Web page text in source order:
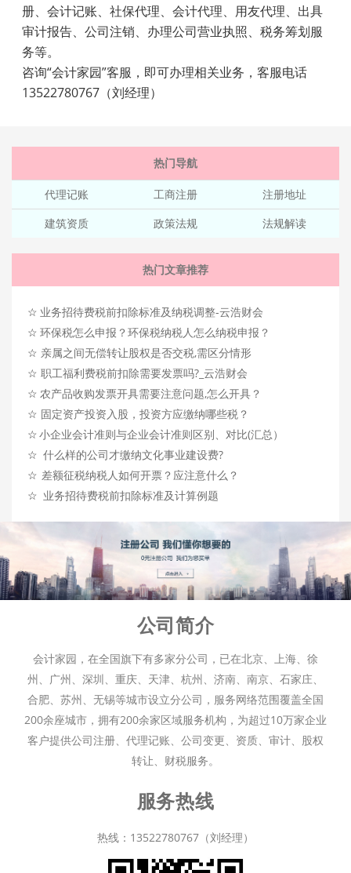
册、会计记账、社保代理、会计代理、用友代理、出具
审计报告、公司注销、办理公司营业执照、税务筹划服
务等。
咨询“会计家园”客服，即可办理相关业务，客服电话
13522780767（刘经理）
热门导航
代理记账 工商注册
注册地址
建筑资质
政策法规 法规解读
热门文章推荐
☆ 业务招待费税前扣除标准及纳税调整-云浩财会
☆ 环保税怎么申报？环保税纳税人怎么纳税申报？
☆ 亲属之间无偿转让股权是否交税,需区分情形
☆ 职工福利费税前扣除需要发票吗?_云浩财会
☆ 农产品收购发票开具需要注意问题,怎么开具？
☆ 固定资产投资入股，投资方应缴纳哪些税？
☆ 小企业会计准则与企业会计准则区别、对比(汇总）
☆ 什么样的公司才缴纳文化事业建设费?
☆ 差额征税纳税人如何开票？应注意什么？
☆ 业务招待费税前扣除标准及计算例题
公司简介
会计家园，在全国旗下有多家分公司，已在北京、上海、徐
州、广州、深圳、重庆、天津、杭州、济南、南京、石家庄、
合肥、苏州、无锡等城市设立分公司，服务网络范围覆盖全国
200余座城市，拥有200余家区域服务机构，为超过10万家企业
客户提供公司注册、代理记账、公司变更、资质、审计、股权
转让、财税服务。
服务热线
热线：13522780767（刘经理）